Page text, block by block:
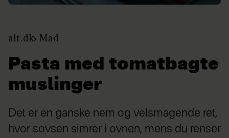
alt.dk Mad
Pasta med tomatbagte
muslinger
Det er en ganske nem og velsmagende ret,
hvor sovsen simrer i ovnen, mens du renser